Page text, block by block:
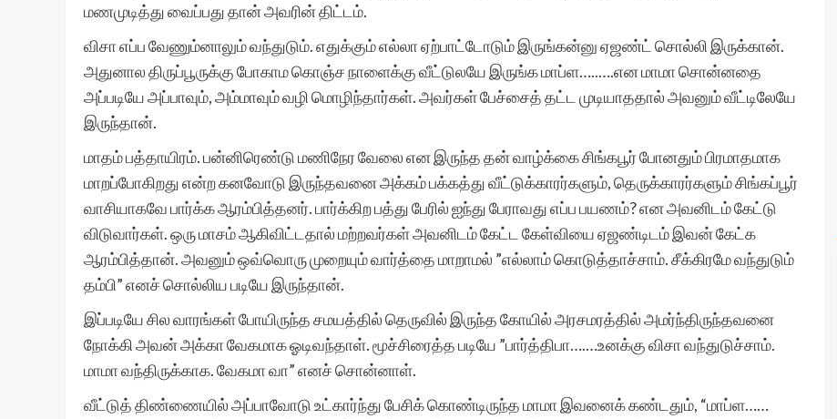
மணமுடித்து வைப்பது தான் அவரின் திட்டம்.
விசா எப்ப வேணும்னாலும் வந்துடும். எதுக்கும் எல்லா ஏற்பாட்டோடும் இருங்கன்னு ஏஜண்ட் சொல்லி இருக்கான்.
அதுனால திருப்பூருக்கு போகாம கொஞ்ச நாளைக்கு வீட்டுலயே இருங்க மாப்ள…..….என மாமா சொன்னதை
அப்படியே அப்பாவும், அம்மாவும் வழி மொழிந்தார்கள். அவர்கள் பேச்சைத் தட்ட முடியாததால் அவனும் வீட்டிலேயே
இருந்தான்.
மாதம் பத்தாயிரம். பன்னிரெண்டு மணிநேர வேலை என இருந்த தன் வாழ்க்கை சிங்கபூர் போனதும் பிரமாதமாக
மாறப்போகிறது என்ற கனவோடு இருந்தவனை அக்கம் பக்கத்து வீட்டுக்காரர்களும், தெருக்காரர்களும் சிங்கப்பூர்
வாசியாகவே பார்க்க ஆரம்பித்தனர். பார்க்கிற பத்து பேரில் ஐந்து பேராவது எப்ப பயணம்? என அவனிடம் கேட்டு
விடுவார்கள். ஒரு மாசம் ஆகிவிட்டதால் மற்றவர்கள் அவனிடம் கேட்ட கேள்வியை ஏஜண்டிடம் இவன் கேட்க
ஆரம்பித்தான். அவனும் ஒவ்வொரு முறையும் வார்த்தை மாறாமல் ”எல்லாம் கொடுத்தாச்சாம். சீக்கிரமே வந்துடும்
தம்பி” எனச் சொல்லிய படியே இருந்தான்.
இப்படியே சில வாரங்கள் போயிருந்த சமயத்தில் தெருவில் இருந்த கோயில் அரசமரத்தில் அமர்ந்திருந்தவனை
நோக்கி அவன் அக்கா வேகமாக ஓடிவந்தாள். மூச்சிரைத்த படியே ”பார்த்திபா….…உனக்கு விசா வந்துடுச்சாம்.
மாமா வந்திருக்காக. வேகமா வா” எனச் சொன்னாள்.
வீட்டுத் திண்ணையில் அப்பாவோடு உட்கார்ந்து பேசிக் கொண்டிருந்த மாமா இவனைக் கண்டதும், “மாப்ள……